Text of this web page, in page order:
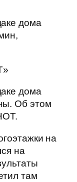
дома
дома
Об этом
на
на
там